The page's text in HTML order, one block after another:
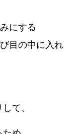
にする
目の中に入れ
て、